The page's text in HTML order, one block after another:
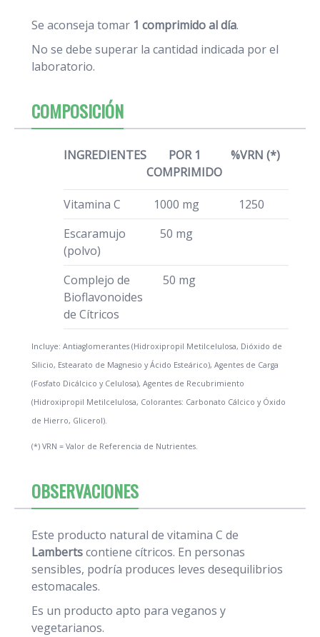
Se aconseja tomar 1 comprimido al día.
No se debe superar la cantidad indicada por el
laboratorio.
COMPOSICIÓN
INGREDIENTES
POR 1
COMPRIMIDO
%VRN (*)
Vitamina C 1000 mg
1250
Escaramujo
(polvo)
50 mg
Complejo de
Bioflavonoides
de Cítricos
50 mg
Incluye: Antiaglomerantes (Hidroxipropil Metilcelulosa, Dióxido de
Silicio, Estearato de Magnesio y Ácido Esteárico), Agentes de Carga
(Fosfato Dicálcico y Celulosa), Agentes de Recubrimiento
(Hidroxipropil Metilcelulosa, Colorantes: Carbonato Cálcico y Óxido
de Hierro, Glicerol).
(*) VRN = Valor de Referencia de Nutrientes.
OBSERVACIONES
Este producto natural de vitamina C de
Lambertscontiene cítricos. En personas
sensibles, podría produces leves desequilibrios
estomacales.
Es un producto apto para veganos y
vegetarianos.